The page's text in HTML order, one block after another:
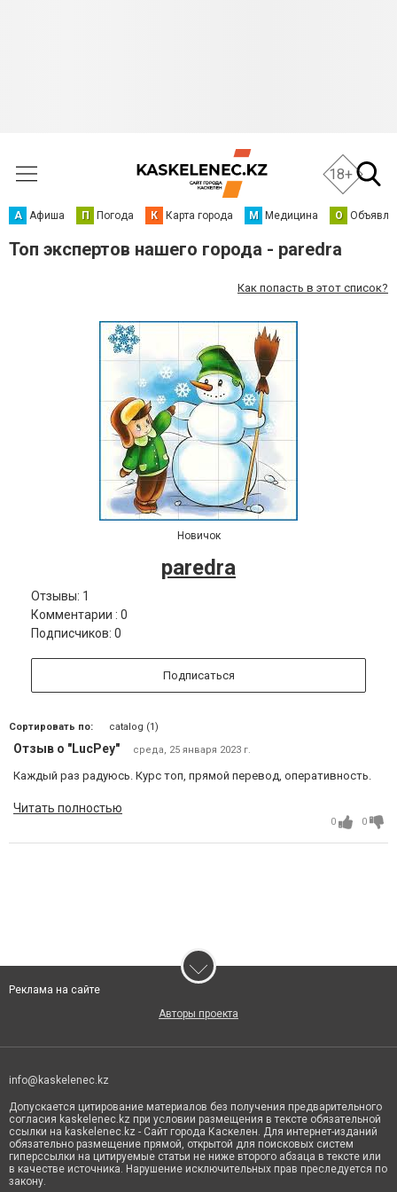
18+
А Афиша П Погода К Карта города М Медицина О
Топ экспертов нашего города - paredra
Как попасть в этот список?
Новичок
paredra
Отзывы: 1
Комментарии : 0
Подписчиков: 0
Подписаться
Сортировать по: catalog (1)
Отзыв о "LucPey" среда, 25 января 2023 г.
Каждый раз радуюсь. Курс топ, прямой перевод, оперативность.
Читать полностью
0 0
Реклама на сайте
Авторы проекта
info@kaskelenec.kz
Допускается цитирование материалов без получения предварительного
согласия kaskelenec.kz при условии размещения в тексте обязательной
ссылки на kaskelenec.kz - Сайт города Каскелен. Для интернет-изданий
обязательно размещение прямой, открытой для поисковых систем
гиперссылки на цитируемые статьи не ниже второго абзаца в тексте или
в качестве источника. Нарушение исключительных прав преследуется по
закону.